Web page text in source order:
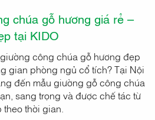
chúa gỗ hương giá rẻ –
tại KIDO
công chúa gỗ hương đẹp
gian phòng ngủ cổ tích? Tại Nội
đến mẫu giường gỗ công chúa
sang trọng và được chế tác từ
thời gian.